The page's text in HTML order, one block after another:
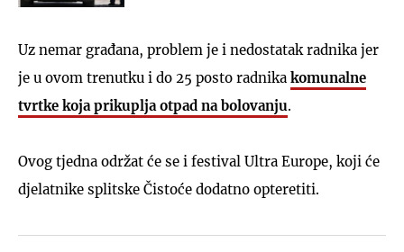
Uz nemar građana, problem je i nedostatak radnika jer
je u ovom trenutku i do 25 posto radnika komunalne
tvrtke koja prikuplja otpad na bolovanju.
Ovog tjedna održat će se i festival Ultra Europe, koji će
djelatnike splitske Čistoće dodatno opteretiti.